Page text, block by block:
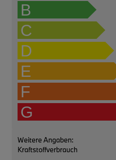
B
C
D
E
F
G
Weitere Angaben:
Kraftstoffverbrauch